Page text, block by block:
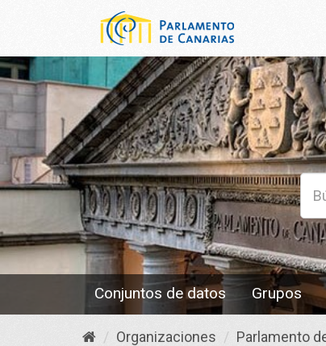
Conjuntos de datos Grupos
Organizaciones Parlamento